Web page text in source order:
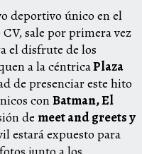
deportivo único en el
sale por primera vez
el disfrute de los
a la céntricaPlaza
de presenciar este hito
conBatman, El
de meet and greets y
estará expuesto para